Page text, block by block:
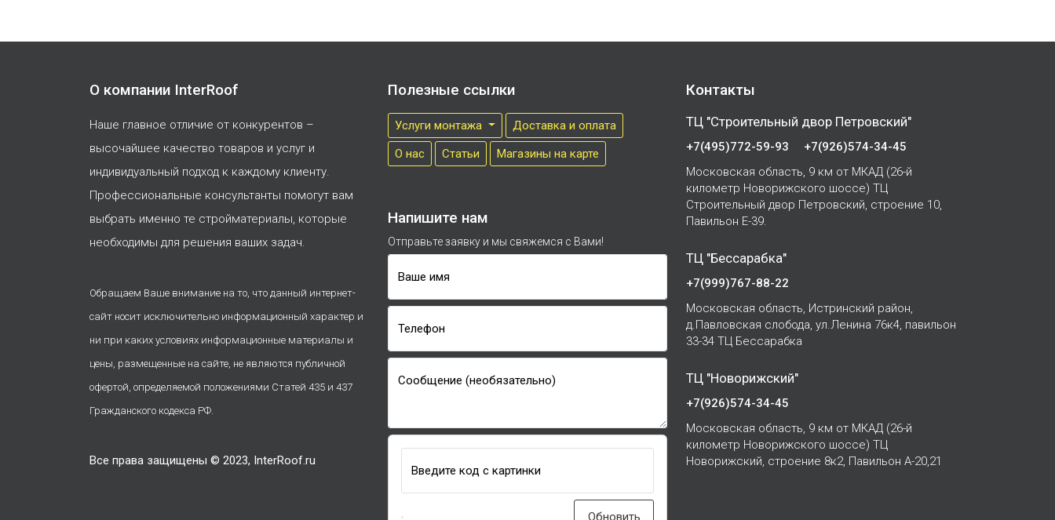
О компании InterRoof
Наше главное отличие от конкурентов –
высочайшее качество товаров и услуг и
индивидуальный подход к каждому клиенту.
Профессиональные консультанты помогут вам
выбрать именно те стройматериалы, которые
необходимы для решения ваших задач.
Обращаем Ваше внимание на то, что данный интернет-
сайт носит исключительно информационный характер и
ни при каких условиях информационные материалы и
цены, размещенные на сайте, не являются публичной
офертой, определяемой положениями Статей 435 и 437
Гражданского кодекса РФ.
Все права защищены © 2023, InterRoof.ru
Полезные ссылки
Услуги монтажа
Доставка и оплата
О нас
Cтатьи Магазины на карте
Напишите нам
Отправьте заявку и мы свяжемся с Вами!
Ваше имя
Телефон
Сообщение (необязательно)
Введите код с картинки
Обновить
Контакты
ТЦ "Строительный двор Петровский"
+7(495)772-59-93
+7(926)574-34-45
Московская область, 9 км от МКАД (26-й
километр Новорижского шоссе) ТЦ
Строительный двор Петровский, строение 10,
Павильон Е-39.
ТЦ "Бессарабка"
+7(999)767-88-22
Московская область, Истринский район,
д.Павловская слобода, ул.Ленина 76к4, павильон
33-34 ТЦ Бессарабка
ТЦ "Новорижский"
+7(926)574-34-45
Московская область, 9 км от МКАД (26-й
километр Новорижского шоссе) ТЦ
Новорижский, строение 8к2, Павильон А-20,21